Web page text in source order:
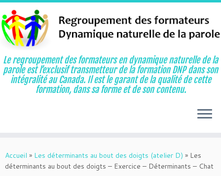
au
contenu
Le regroupement des formateurs en dynamique naturelle de la
parole est l’exclusif transmetteur de la formation DNP dans son
intégralité au Canada. Il est le garant de la qualité de cette
formation, dans sa forme et de son contenu.
Accueil » Les déterminants au bout des doigts (atelier D) » Les
déterminants au bout des doigts – Exercice – Déterminants – Chat